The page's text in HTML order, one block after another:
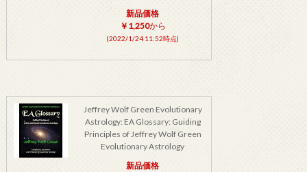
新品価格
￥1,250から
(2022/1/24 11:52時点)
Jeffrey Wolf Green Evolutionary
Astrology: EA Glossary: Guiding
Principles of Jeffrey Wolf Green
Evolutionary Astrology
新品価格